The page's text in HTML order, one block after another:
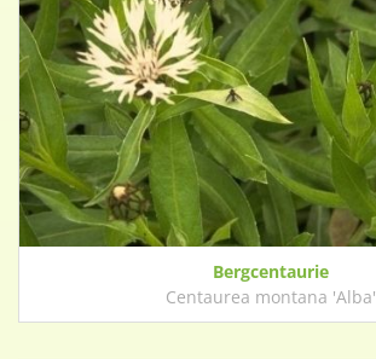
Bergcentaurie
Centaurea montana 'Alba'